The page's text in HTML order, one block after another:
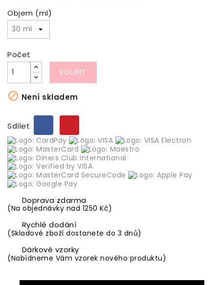
Objem (ml)
Počet
KOUPIT
 Není skladem
Sdílet
Doprava zdarma
(Na objednávky nad 1250 Kč)
Rychlé dodání
(Skladové zboží dostanete do 3 dnů)
Dárkové vzorky
(Nabídneme Vám vzorek nového produktu)